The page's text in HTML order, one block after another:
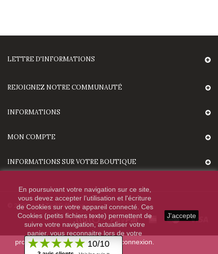
LETTRE D'INFORMATIONS
REJOIGNEZ NOTRE COMMUNAUTÉ
INFORMATIONS
MON COMPTE
INFORMATIONS SUR VOTRE BOUTIQUE
En poursuivant votre navigation sur ce site,
vous devez accepter l’utilisation et l'écriture
de Cookies sur votre appareil connecté. Ces
Cookies (petits fichiers texte) permettent de
suivre votre navigation, actualiser votre
panier, vous reconnaitre lors de votre
prochaine visite et sécuriser votre connexion.
J'accepte
© 2020 - HighTechDiffusion.